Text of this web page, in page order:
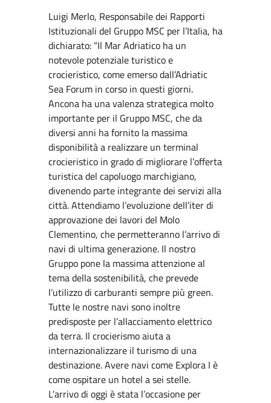
Luigi Merlo, Responsabile dei Rapporti
Istituzionali del Gruppo MSC per l’Italia, ha
dichiarato: “Il Mar Adriatico ha un
notevole potenziale turistico e
crocieristico, come emerso dall’Adriatic
Sea Forum in corso in questi giorni.
Ancona ha una valenza strategica molto
importante per il Gruppo MSC, che da
diversi anni ha fornito la massima
disponibilità a realizzare un terminal
crocieristico in grado di migliorare l’offerta
turistica del capoluogo marchigiano,
divenendo parte integrante dei servizi alla
città. Attendiamo l’evoluzione dell’iter di
approvazione dei lavori del Molo
Clementino, che permetteranno l’arrivo di
navi di ultima generazione. Il nostro
Gruppo pone la massima attenzione al
tema della sostenibilità, che prevede
l’utilizzo di carburanti sempre più green.
Tutte le nostre navi sono inoltre
predisposte per l’allacciamento elettrico
da terra. Il crocierismo aiuta a
internazionalizzare il turismo di una
destinazione. Avere navi come Explora I è
come ospitare un hotel a sei stelle.
L’arrivo di oggi è stata l’occasione per